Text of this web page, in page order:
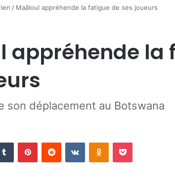
/ Maâloul appréhende la fatigue de ses joueurs
appréhende la
son déplacement au Botswana
Tumblr PinterestReddit VKontakteOdnoklassniki
Pocket